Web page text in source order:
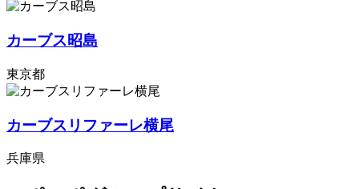
カーブス昭島
東京都
カーブスリファーレ横尾
兵庫県